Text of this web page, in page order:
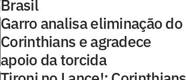
Brasil
Garro analisa eliminação do
Corinthians e agradece
apoio da torcida